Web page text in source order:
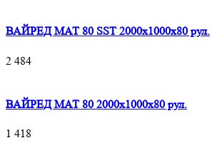
ВАЙРЕД МАТ 80 SST 2000x1000x80 рул.
2 484
ВАЙРЕД МАТ 80 2000x1000x80 рул.
1 418